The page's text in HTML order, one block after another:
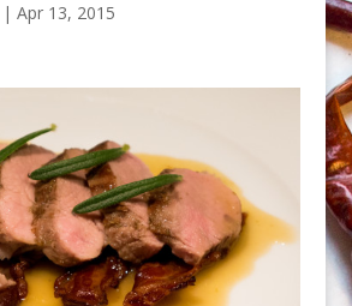
| Apr 13, 2015